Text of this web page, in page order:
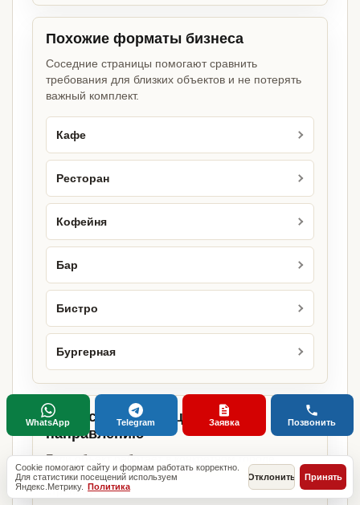
Похожие форматы бизнеса
Соседние страницы помогают сравнить
требования для близких объектов и не потерять
важный комплект.
Кафе
Ресторан
Кофейня
Бар
Бистро
Бургерная
Городские страницы по этому
направлению
Если объект работает в конкретном городе,
можно сразу открыть релевантную городскую
страницу.
Cookie помогают сайту и формам работать корректно.
Для статистики посещений используем
Яндекс.Метрику. Политика
Отклонить Принять
WhatsApp Telegram Заявка Позвонить